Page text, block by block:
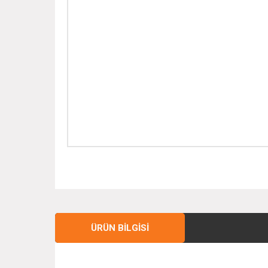
ÜRÜN BILGISI